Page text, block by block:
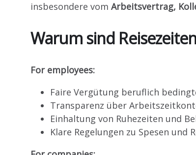
insbesondere vom Arbeitsvertrag,
Warum sind
For employees:
Faire Vergütung beruflich
Transparenz über
Einhaltung von Ruhezeiten und
Klare Regelungen zu Spesen und